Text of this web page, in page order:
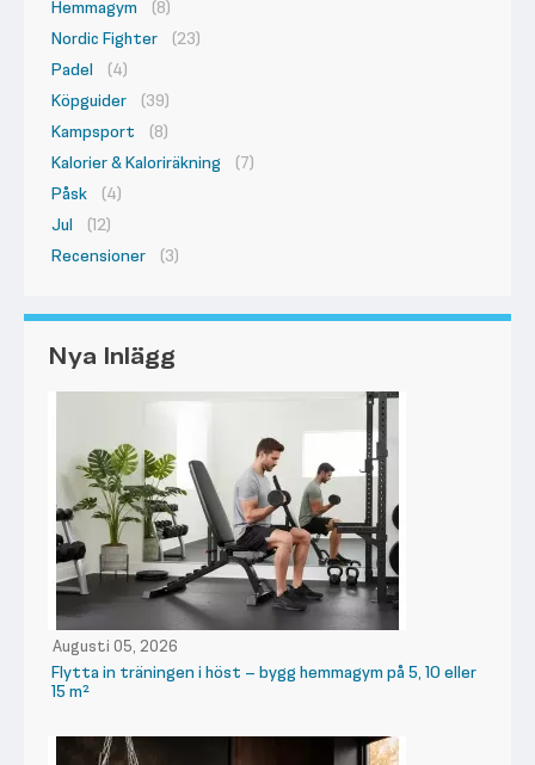
Hemmagym
(8)
Nordic Fighter
(23)
Padel
(4)
Köpguider
(39)
Kampsport
(8)
Kalorier & Kaloriräkning
(7)
Påsk
(4)
Jul
(12)
Recensioner
(3)
Nya Inlägg
Augusti 05, 2026
Flytta in träningen i höst – bygg hemmagym på 5, 10 eller
15 m²